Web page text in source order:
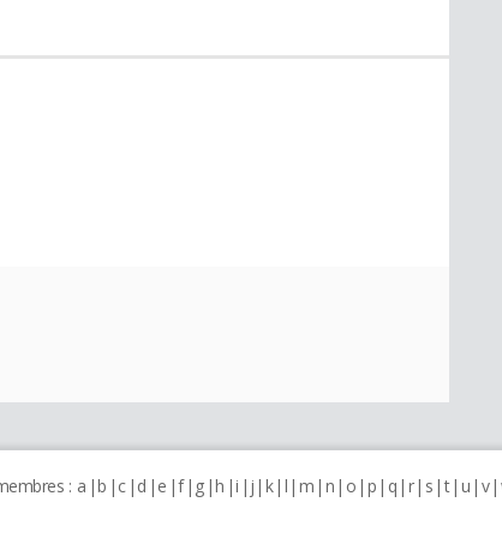
: a b c d e f g h i j k l m n o p q r s t u v